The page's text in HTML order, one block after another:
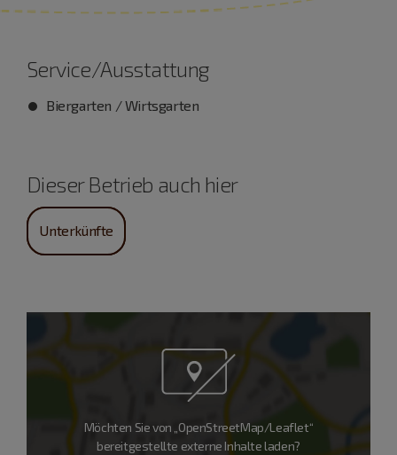
Service/Ausstattung
Biergarten / Wirtsgarten
Dieser Betrieb auch hier
Unterkünfte
Möchten Sie von „OpenStreetMap/Leaflet“
bereitgestellte externe Inhalte laden?